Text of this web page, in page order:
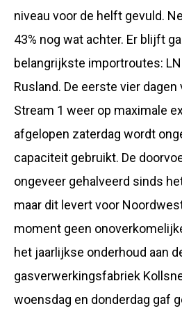
niveau voor de helft gevuld.
43% nog wat achter. Er blijft
belangrijkste importroutes:
Rusland. De eerste vier dagen
Stream 1 weer op maximale
afgelopen zaterdag wordt
capaciteit gebruikt. De
ongeveer gehalveerd sinds
maar dit levert voor
moment geen
het jaarlijkse onderhoud aan
gasverwerkingsfabriek
woensdag en donderdag gaf